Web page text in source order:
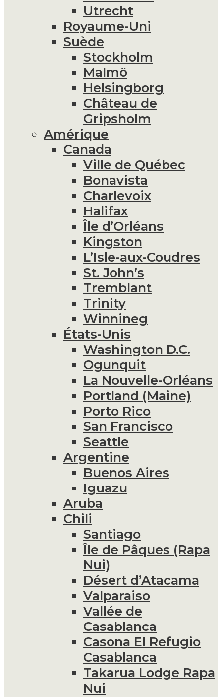
Utrecht
Royaume-Uni
Suède
Stockholm
Malmö
Helsingborg
Château de
Gripsholm
Amérique
Canada
Ville de Québec
Bonavista
Charlevoix
Halifax
Île d’Orléans
Kingston
L’Isle-aux-Coudres
St. John’s
Tremblant
Trinity
Winnineg
États-Unis
Washington D.C.
Ogunquit
La Nouvelle-Orléans
Portland (Maine)
Porto Rico
San Francisco
Seattle
Argentine
Buenos Aires
Iguazu
Aruba
Chili
Santiago
Île de Pâques (Rapa
Nui)
Désert d’Atacama
Valparaiso
Vallée de
Casablanca
Casona El Refugio
Casablanca
Takarua Lodge Rapa
Nui